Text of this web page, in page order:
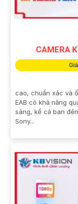
CAMERA
cao, chuẩn xác và
EAB có khả năng
sáng, kể cả ban
Sony...